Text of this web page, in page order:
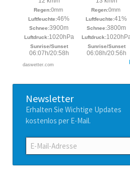
Newsletter
Erhalten Sie Wichtige Updates
kostenlos per E-Mail.
E-
Mail-
Adresse